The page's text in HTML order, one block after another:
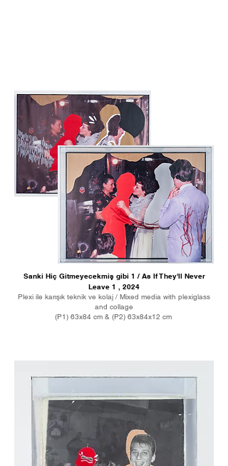
Sanki Hiç Gitmeyecekmiş gibi 1 / As If They'll Never
Leave 1 , 2024
Plexi ile karışık teknik ve kolaj / Mixed media with plexiglass
and collage
(P1) 63x84 cm & (P2) 63x84x12 cm